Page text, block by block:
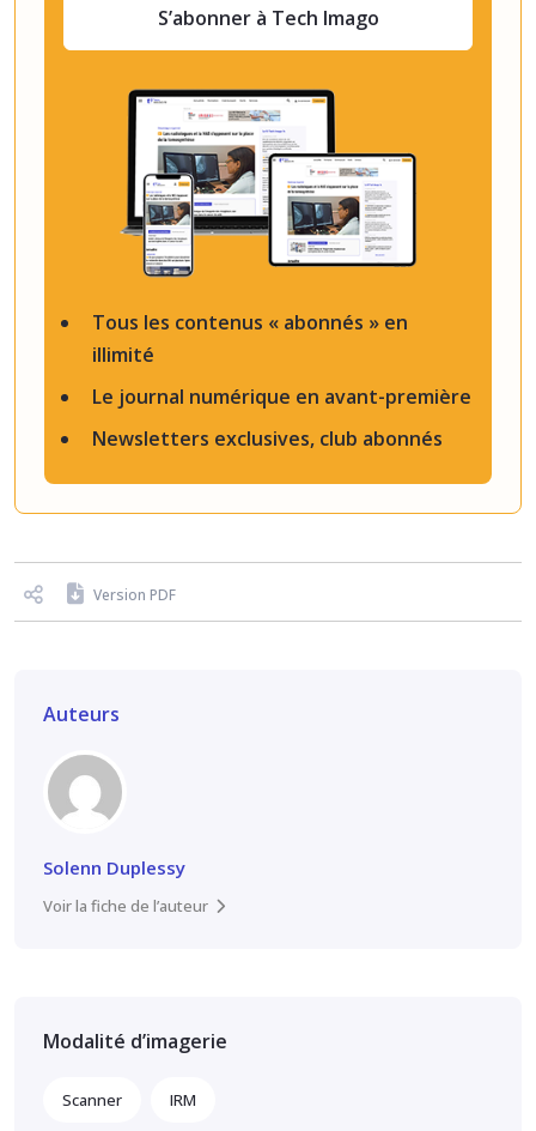
Tous les contenus « abonnés » en
illimité
Le journal numérique en avant-première
Newsletters exclusives, club abonnés
S’abonner à Tech Imago
Version PDF
Auteurs
Solenn Duplessy
Voir la fiche de l’auteur
Modalité d’imagerie
Scanner IRM